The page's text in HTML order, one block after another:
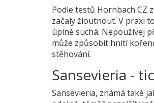
Podle testů Hornbach CZ
začaly žloutnout. V praxi
úplně suchá. Nepoužívej
může způsobit hnití
stěhování.
Sansevieria -
Sansevieria, známá také